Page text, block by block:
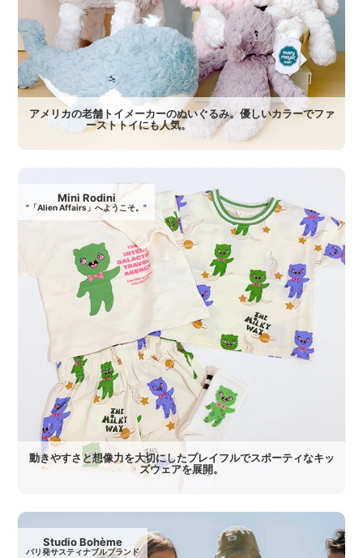
アメリカの老舗トイメーカーのぬいぐるみ。優しいカラーでファ
ーストトイにも人気。
Mini Rodini
"「Alien Affairs」へようこそ。"
動きやすさと想像力を大切にしたプレイフルでスポーティなキッ
ズウェアを展開。
Studio Bohème
パリ発サスティナブルブランド